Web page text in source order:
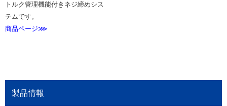
トルク管理機能付きネジ締めシス
テムです。
商品ページ⋙
製品情報